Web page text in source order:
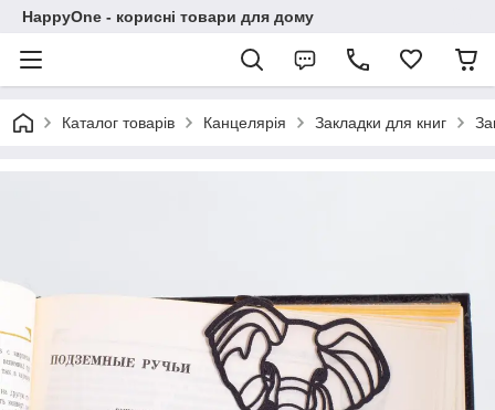
HappyOne - корисні товари для дому
Каталог товарів Канцелярія Закладки для книг